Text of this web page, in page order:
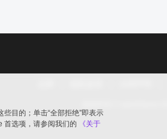
目的；单击“全部拒绝”即表示
首选项，请参阅我们的
《关于